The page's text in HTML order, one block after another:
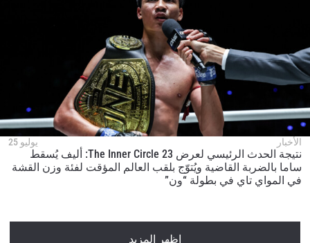
الأخبار يوليو 25
نتيجة الحدث الرئيسي لعرض The Inner Circle 23: أليف يُسقط
ساما بالضربة القاضية ويُتوّج بلقب العالم المؤقت لفئة وزن القشة
في المواي تاي في بطولة “ون”
اظهر المزيد